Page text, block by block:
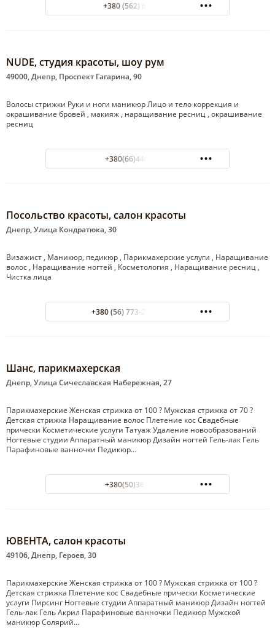
+380 (562) 68-75-98
NUDE, студия красоты, шоу рум
49000, Днепр, Проспект Гагарина, 90
Волосы стрижки Руки и ноги маникюр Лицо и тело коррекция и
окрашивание бровей , макияж , наращивание ресниц , окрашивание
ресниц
+380(66)440-60-96
Посольство красоты, салон красоты
Днепр, Улица Кондратюка, 30
Визажист , Маникюр, педикюр , Парикмахерские услуги , Наращивание
волос , Наращивание ногтей , Косметология , Наращивание ресниц ,
Чистка лица
+380 (56) 773-20-52 салон
Шанс, парикмахерская
Днепр, Улица Сичеславская Набережная, 27
Парикмахерские Женская стрижка от 100 ? Мужская стрижка от 70 ?
Детская стрижка Наращивание волос Плетение кос Свадебные
прически Косметические услуги Татуаж Удаление новообразований
Ногтевые студии Аппаратный маникюр Дизайн ногтей Гель-лак Гель
Парафиновые ванночки Педикюр…
+380(50)362-22-03
ЮВЕНТА, салон красоты
49106, Днепр, Героев, 30
Парикмахерские Женская стрижка от 100 ? Мужская стрижка от 100 ?
Детская стрижка Плетение кос Свадебные прически Косметические
услуги Пирсинг Ногтевые студии Аппаратный маникюр Дизайн ногтей
Гель-лак Гель Акрил Парафиновые ванночки Педикюр Мужской
маникюр Солярий…